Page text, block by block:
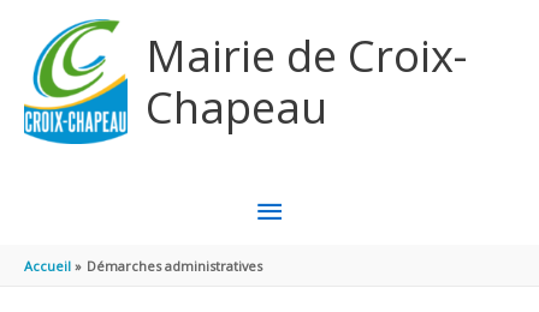
Mairie de Croix-
Chapeau
MENU
PRINCIPAL
Accueil Démarches administratives